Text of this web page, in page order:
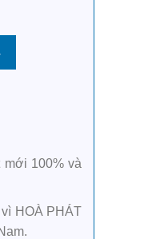
mới 100% và
HOÀ PHÁT